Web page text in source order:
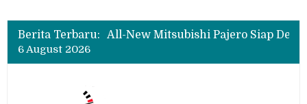
Berita Terbaru:
6 August 2026